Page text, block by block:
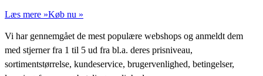
Læs mere »Køb nu »
Vi har gennemgået de mest populære webshops og anmeldt dem
med stjerner fra 1 til 5 ud fra bl.a. deres prisniveau,
sortimentstørrelse, kundeservice, brugervenlighed, betingelser,